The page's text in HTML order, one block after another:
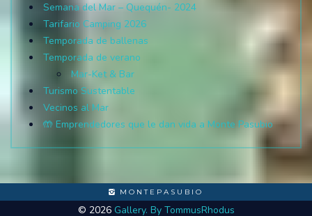
Semana del Mar – Quequén- 2024
Tarifario Camping 2026
Temporada de ballenas
Temporada de verano
Mar-Ket & Bar
Turismo Sustentable
Vecinos al Mar
🤲 Emprendedores que le dan vida a Monte Pasubio
MONTEPASUBIO
© 2026 Gallery. By TommusRhodus